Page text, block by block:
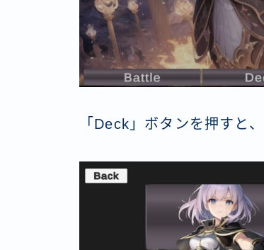
「Deck」ボタンを押すと、